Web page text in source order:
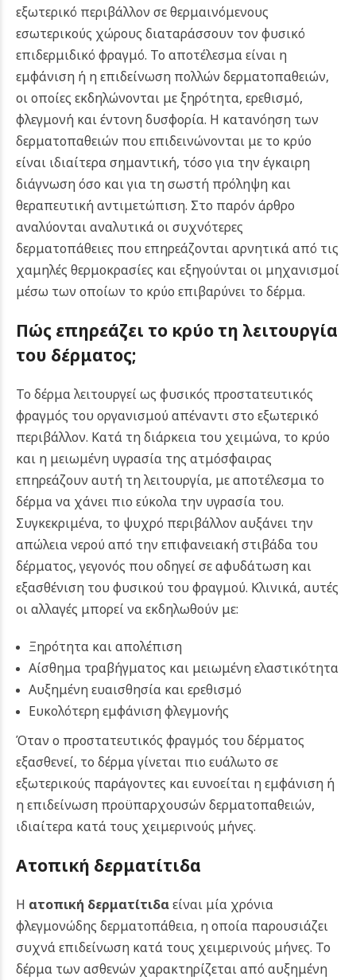
εξωτερικό περιβάλλον σε θερμαινόμενους
εσωτερικούς χώρους διαταράσσουν τον φυσικό
επιδερμιδικό φραγμό. Το αποτέλεσμα είναι η
εμφάνιση ή η επιδείνωση πολλών δερματοπαθειών,
οι οποίες εκδηλώνονται με ξηρότητα, ερεθισμό,
φλεγμονή και έντονη δυσφορία. Η κατανόηση των
δερματοπαθειών που επιδεινώνονται με το κρύο
είναι ιδιαίτερα σημαντική, τόσο για την έγκαιρη
διάγνωση όσο και για τη σωστή πρόληψη και
θεραπευτική αντιμετώπιση. Στο παρόν άρθρο
αναλύονται αναλυτικά οι συχνότερες
δερματοπάθειες που επηρεάζονται αρνητικά από τις
χαμηλές θερμοκρασίες και εξηγούνται οι μηχανισμοί
μέσω των οποίων το κρύο επιβαρύνει το δέρμα.
Πώς επηρεάζει το κρύο τη λειτουργία
του δέρματος;
Το δέρμα λειτουργεί ως φυσικός προστατευτικός
φραγμός του οργανισμού απέναντι στο εξωτερικό
περιβάλλον. Κατά τη διάρκεια του χειμώνα, το κρύο
και η μειωμένη υγρασία της ατμόσφαιρας
επηρεάζουν αυτή τη λειτουργία, με αποτέλεσμα το
δέρμα να χάνει πιο εύκολα την υγρασία του.
Συγκεκριμένα, το ψυχρό περιβάλλον αυξάνει την
απώλεια νερού από την επιφανειακή στιβάδα του
δέρματος, γεγονός που οδηγεί σε αφυδάτωση και
εξασθένιση του φυσικού του φραγμού. Κλινικά, αυτές
οι αλλαγές μπορεί να εκδηλωθούν με:
Ξηρότητα και απολέπιση
Αίσθημα τραβήγματος και μειωμένη ελαστικότητα
Αυξημένη ευαισθησία και ερεθισμό
Ευκολότερη εμφάνιση φλεγμονής
Όταν ο προστατευτικός φραγμός του δέρματος
εξασθενεί, το δέρμα γίνεται πιο ευάλωτο σε
εξωτερικούς παράγοντες και ευνοείται η εμφάνιση ή
η επιδείνωση προϋπαρχουσών δερματοπαθειών,
ιδιαίτερα κατά τους χειμερινούς μήνες.
Ατοπική δερματίτιδα
Η ατοπική δερματίτιδαείναι μία χρόνια
φλεγμονώδης δερματοπάθεια, η οποία παρουσιάζει
συχνά επιδείνωση κατά τους χειμερινούς μήνες. Το
δέρμα των ασθενών χαρακτηρίζεται από αυξημένη